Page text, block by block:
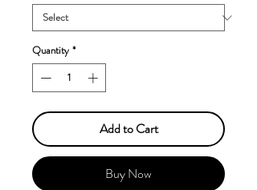
Quantity *
Add to Cart
Buy Now